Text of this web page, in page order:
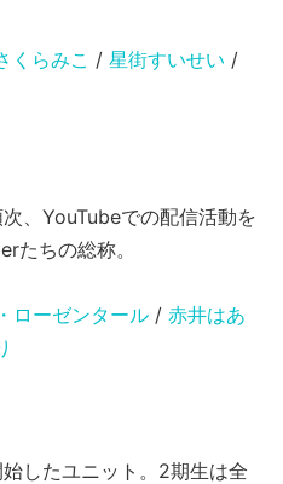
くらみこ / 星街すいせい /
、YouTubeでの配信活動を
たちの総称。
ローゼンタール / 赤井はあ
したユニット。2期生は全